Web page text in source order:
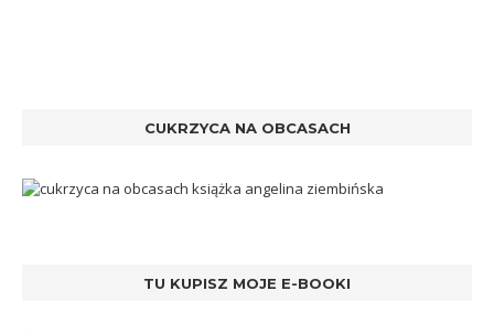
CUKRZYCA NA OBCASACH
TU KUPISZ MOJE E-BOOKI